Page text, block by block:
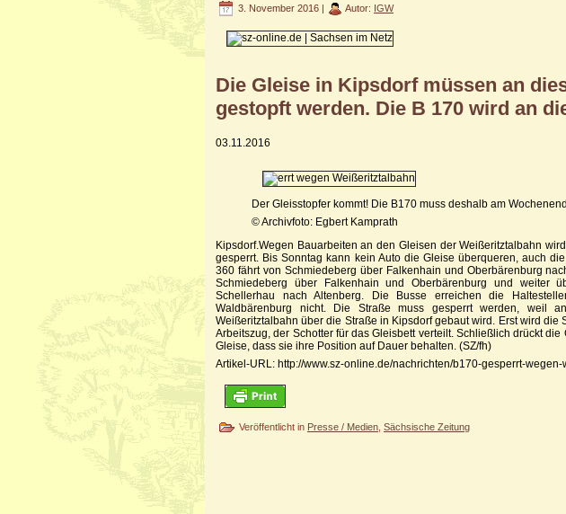
3. November 2016 | Autor: IGW
Die Gleise in Kipsdorf müssen an
gestopft werden. Die B 170 wird an
03.11.2016
Der Gleisstopfer kommt! Die B170 muss deshalb am
© Archivfoto: Egbert Kamprath
Kipsdorf.Wegen Bauarbeiten an den Gleisen der Weißeritztalbahn
gesperrt. Bis Sonntag kann kein Auto die Gleise überqueren, auch
360 fährt von Schmiedeberg über Falkenhain und Oberbärenburg
Schmiedeberg über Falkenhain und Oberbärenburg und weiter
Schellerhau nach Altenberg. Die Busse erreichen die
Waldbärenburg nicht. Die Straße muss gesperrt werden, weil
Weißeritztalbahn über die Straße in Kipsdorf gebaut wird. Erst wird die
Arbeitszug, der Schotter für das Gleisbett verteilt. Schließlich drückt
Gleise, dass sie ihre Position auf Dauer behalten. (SZ/fh)
Artikel-URL: http://www.sz-online.de/nachrichten/b170-gesperrt-
Veröffentlicht in Presse / Medien Sächsische Zeitung